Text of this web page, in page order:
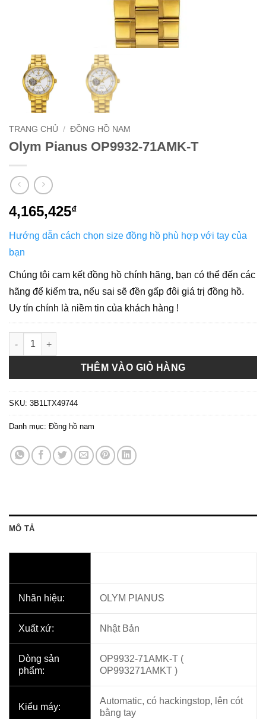
TRANG CHỦ / ĐỒNG HỒ NAM
Olym Pianus OP9932-71AMK-T
4,165,425₫
Hướng dẫn cách chọn size đồng hồ phù hợp với tay của
bạn
Chúng tôi cam kết đồng hồ chính hãng, bạn có thể đến các
hãng để kiểm tra, nếu sai sẽ đền gấp đôi giá trị đồng hồ.
Uy tín chính là niềm tin của khách hàng !
Olym Pianus OP9932-71AMK-T số lượng
THÊM VÀO GIỎ HÀNG
SKU: 3B1LTX49744
Danh mục: Đồng hồ nam
MÔ TẢ
Nhãn hiệu: OLYM PIANUS
Xuất xứ: Nhật Bản
Dòng sản
phẩm:
OP9932-71AMK-T (
OP993271AMKT )
Kiểu máy:
Automatic, có hackingstop, lên cót
bằng tay